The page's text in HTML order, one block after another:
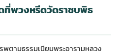
ที่พวงหรีดวัดราชบพิธ
ตามธรรมเนียมพระอารามหลวง